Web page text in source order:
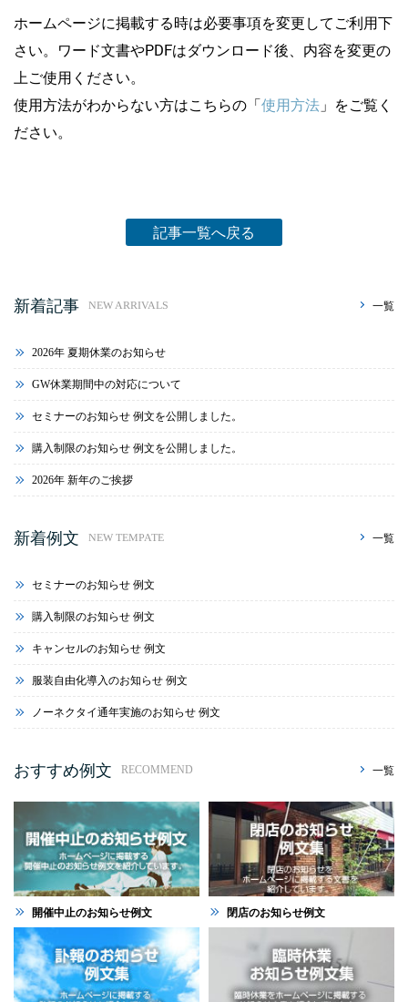
ホームページに掲載する時は必要事項を変更してご利用下
さい。ワード文書やPDFはダウンロード後、内容を変更の
上ご使用ください。
使用方法がわからない方はこちらの「使用方法 」をご覧く
ださい。
記事一覧へ戻る
新着記事 NEW ARRIVALS 一覧
2026年 夏期休業のお知らせ
GW休業期間中の対応について
セミナーのお知らせ 例文を公開しました。
購入制限のお知らせ 例文を公開しました。
2026年 新年のご挨拶
新着例文 NEW TEMPATE 一覧
セミナーのお知らせ 例文
購入制限のお知らせ 例文
キャンセルのお知らせ 例文
服装自由化導入のお知らせ 例文
ノーネクタイ通年実施のお知らせ 例文
おすすめ例文 RECOMMEND 一覧
開催中止のお知らせ例文 閉店のお知らせ例文